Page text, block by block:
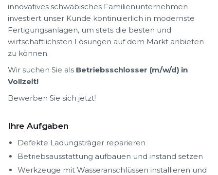
innovatives schwäbisches Familienunternehmen
investiert unser Kunde kontinuierlich in modernste
Fertigungsanlagen, um stets die besten und
wirtschaftlichsten Lösungen auf dem Markt anbieten
zu können.
Wir suchen Sie als Betriebsschlosser (m/w/d) in
Vollzeit!
Bewerben Sie sich jetzt!
Ihre Aufgaben
Defekte Ladungsträger reparieren
Betriebsausstattung aufbauen und instand setzen
Werkzeuge mit Wasseranschlüssen installieren und